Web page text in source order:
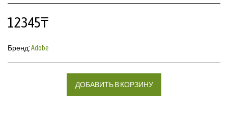
12345₸
Бренд:Adobe
ДОБАВИТЬ В КОРЗИНУ